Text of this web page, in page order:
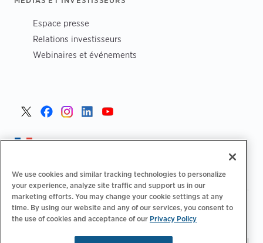
Espace presse
Relations investisseurs
Webinaires et événements
France >
Politique de confidentialité Vos choix de confidentialité
| Juridique | Relevé d'accessibilité |
Code de conduite
We use cookies and similar tracking technologies to personalize
your experience, analyze site traffic and support us in our
marketing efforts. You may change your cookie settings at any
time. By using our website and any of our services, you consent to
the use of cookies and acceptance of our Privacy Policy